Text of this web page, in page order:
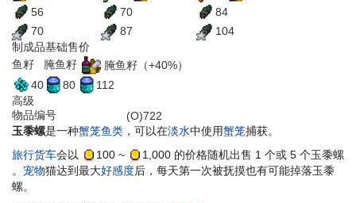
56
70
70
87
84
104
制成品基础售价
鱼籽
腌鱼籽
腌鱼籽（+40%）
40
80
112
高级
物品编号
(O)722
玉黍螺是一种蟹笼鱼类 ，可以在淡水中使用蟹笼捕获。
旅行货车会以 100 ~ 1,000 的价格随机出售 1 个或 5 个玉黍螺
。 宠物猫达到最大好感度后，每天第一次被抚摸也有可能掉落玉黍
螺。